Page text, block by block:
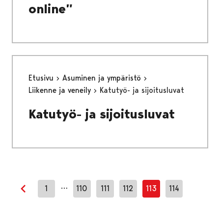
online”
Etusivu
Asuminen ja ympäristö
Liikenne ja veneily
Katutyö- ja sijoitusluvat
Katutyö- ja sijoitusluvat
Edellinen sivu
1 … 110 111 112 113 114